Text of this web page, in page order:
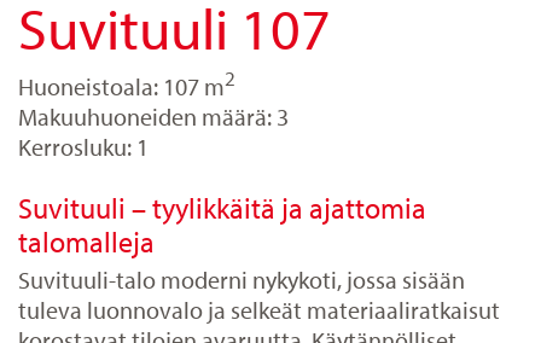
Suvituuli 107
Huoneistoala: 107 m2
Makuuhuoneiden määrä: 3
Kerrosluku: 1
Suvituuli – tyylikkäitä ja ajattomia
talomalleja
Suvituuli-talo moderni nykykoti, jossa sisään
tuleva luonnovalo ja selkeät materiaaliratkaisut